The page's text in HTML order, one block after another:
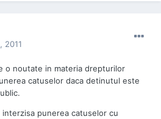
2011
o noutate in materia drepturilor
catuselor daca detinutul este
punerea catuselor cu